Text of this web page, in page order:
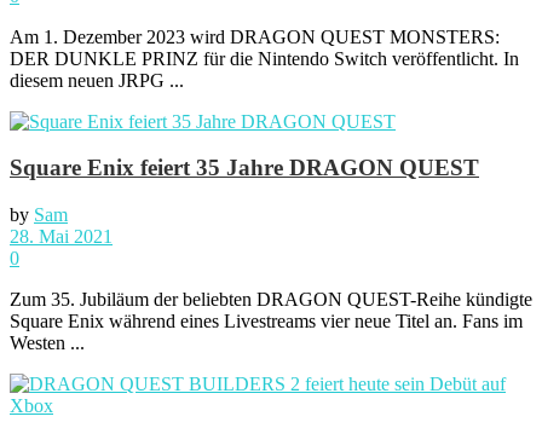
Am 1. Dezember 2023 wird DRAGON QUEST MONSTERS:
DER DUNKLE PRINZ für die Nintendo Switch veröffentlicht. In
diesem neuen JRPG ...
Square Enix feiert 35 Jahre DRAGON QUEST
by Sam
28. Mai 2021
0
Zum 35. Jubiläum der beliebten DRAGON QUEST-Reihe kündigte
Square Enix während eines Livestreams vier neue Titel an. Fans im
Westen ...